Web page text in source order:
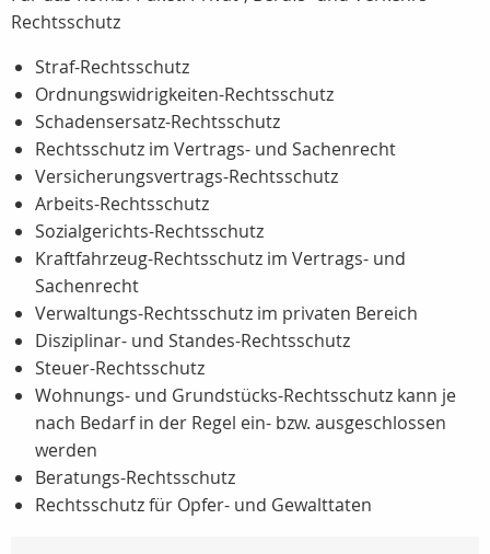
Rechtsschutz
Straf-Rechtsschutz
Ordnungswidrigkeiten-Rechtsschutz
Schadensersatz-Rechtsschutz
Rechtsschutz im Vertrags- und Sachenrecht
Versicherungsvertrags-Rechtsschutz
Arbeits-Rechtsschutz
Sozialgerichts-Rechtsschutz
Kraftfahrzeug-Rechtsschutz im Vertrags- und
Sachenrecht
Verwaltungs-Rechtsschutz im privaten Bereich
Disziplinar- und Standes-Rechtsschutz
Steuer-Rechtsschutz
Wohnungs- und Grundstücks-Rechtsschutz kann je
nach Bedarf in der Regel ein- bzw. ausgeschlossen
werden
Beratungs-Rechtsschutz
Rechtsschutz für Opfer- und Gewalttaten